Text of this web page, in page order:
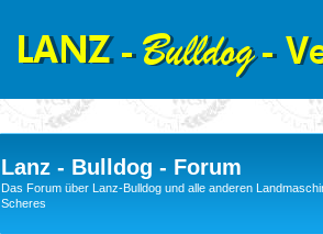
Lanz - Bulldog - Forum
Das Forum über Lanz-Bulldog und alle anderen
Scheres